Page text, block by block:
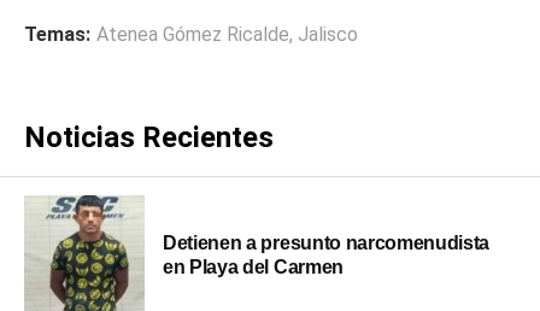
Temas: Atenea Gómez Ricalde, Jalisco
Noticias Recientes
Detienen a presunto narcomenudista
en Playa del Carmen